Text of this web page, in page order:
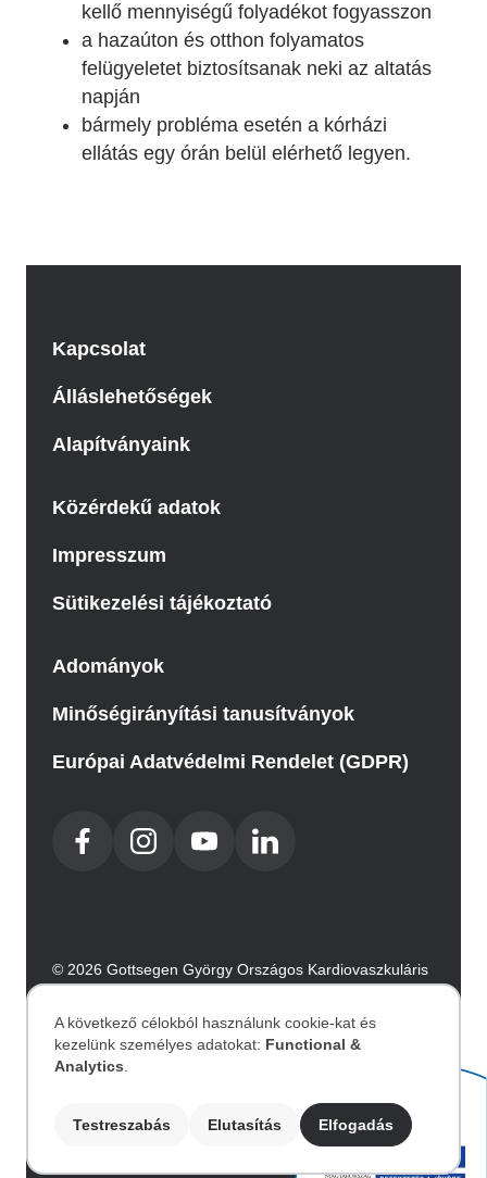
kellő mennyiségű folyadékot fogyasszon
a hazaúton és otthon folyamatos
felügyeletet biztosítsanak neki az altatás
napján
bármely probléma esetén a kórházi
ellátás egy órán belül elérhető legyen.
Kapcsolat
Álláslehetőségek
Alapítványaink
Közérdekű adatok
Impresszum
Sütikezelési tájékoztató
Adományok
Minőségirányítási tanusítványok
Európai Adatvédelmi Rendelet (GDPR)
© 2026 Gottsegen György Országos Kardiovaszkuláris
Intézet. Minden jog fenntartva.
Image
Személyes
adatok
A következő célokból használunk cookie-kat és
kezelünk személyes adatokat: Functional &
Analytics
Testreszabás Elutasítás Elfogadás